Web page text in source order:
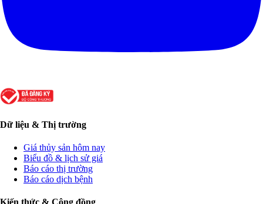
Dữ liệu & Thị trường
Giá thủy sản hôm nay
Biểu đồ & lịch sử giá
Báo cáo thị trường
Báo cáo dịch bệnh